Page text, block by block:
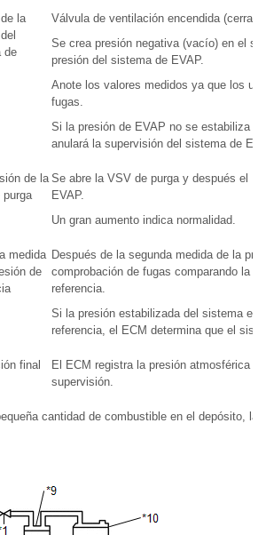
la
de
Válvula de ventilación encendida
Se crea presión negativa (vacío) en el
presión del sistema de EVAP.
Anote los valores medidos ya que los
fugas.
Si la presión de EVAP no se estabiliza
anulará la supervisión del sistema de
de laSe abre la VSV de purga y después el
EVAP.
Un gran aumento indica normalidad.
medida
de
Después de la segunda medida de la
comprobación de fugas comparando la
referencia.
Si la presión estabilizada del sistema es
referencia, el ECM determina que el
final
El ECM registra la presión atmosférica
supervisión.
cantidad de combustible en el depósito, la